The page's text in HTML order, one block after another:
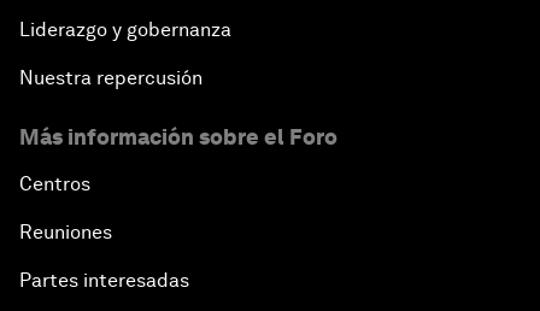
Liderazgo y gobernanza
Nuestra repercusión
Más información sobre el Foro
Centros
Reuniones
Partes interesadas